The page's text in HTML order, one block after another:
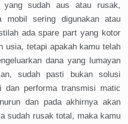
yang sudah aus atau rusak,
mobil sering digunakan atau
ada spare part yang kotor
usia, tetapi apakah kamu telah
dana yang lumayan
sudah pasti bukan solusi
dan performa transmisi matic
dan pada akhirnya akan
sudah rusak total, maka kamu